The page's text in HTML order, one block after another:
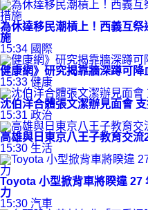
為休達移民潮槓上！西義互
施
15:34 國際
健康網》研究揭靠牆深蹲可
15:33 健康
沈伯洋合體張文潔辦見面會
15:31 政治
高雄與日東京八王子教育交流
15:30 生活
Toyota 小型掀背車將睽違 27
力
15:30 汽車